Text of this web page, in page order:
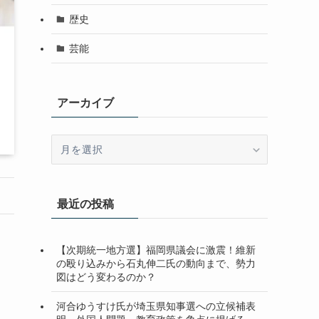
歴史
芸能
アーカイブ
ブ最近の投稿
【次期統一地方選】福岡県議会に激震！維新
の殴り込みから石丸伸二氏の動向まで、勢力
図はどう変わるのか？
河合ゆうすけ氏が埼玉県知事選への立候補表